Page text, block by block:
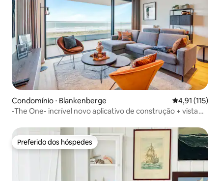
Condomínio ⋅ Blankenberge 4,91 de uma
4,91 (115)
-The One- incrível novo aplicativo de construção + vista
Preferido dos hóspedes
Preferido dos hóspedes